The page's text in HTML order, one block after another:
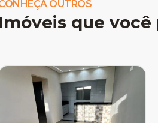
OUTROS
Imóveis que você